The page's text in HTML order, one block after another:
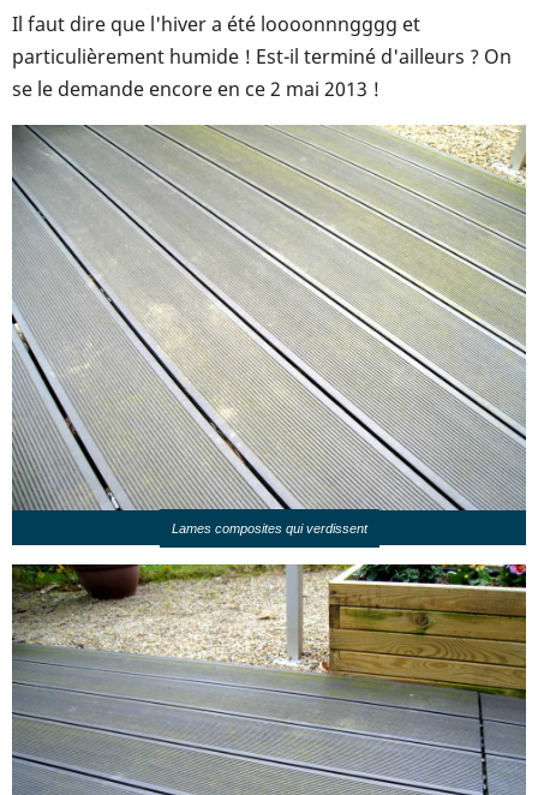
Il faut dire que l'hiver a été loooonnngggg et
particulièrement humide ! Est-il terminé d'ailleurs ? On
se le demande encore en ce 2 mai 2013 !
Lames composites qui verdissent